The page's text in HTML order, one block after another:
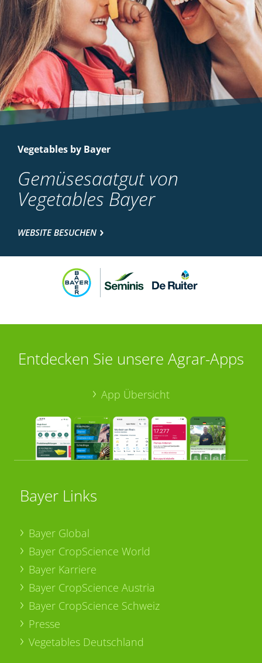
Vegetables by Bayer
Gemüsesaatgut von
Vegetables Bayer
WEBSITE BESUCHEN
Entdecken Sie unsere Agrar-Apps
App Übersicht
Bayer Links
Bayer Global
Bayer CropScience World
Bayer Karriere
Bayer CropScience Austria
Bayer CropScience Schweiz
Presse
Vegetables Deutschland